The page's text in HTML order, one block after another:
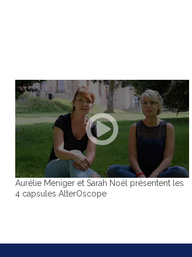
Aurélie Meniger et Sarah Noël présentent les
4 capsules AlterOscope